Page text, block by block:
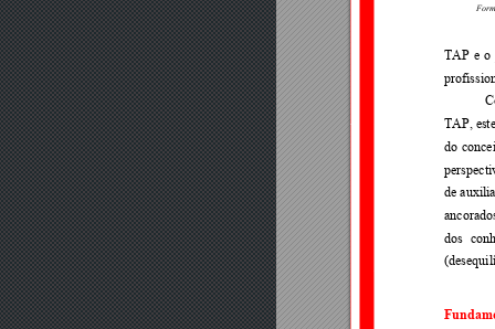
TAP e o
TAP, e
do
de
dos